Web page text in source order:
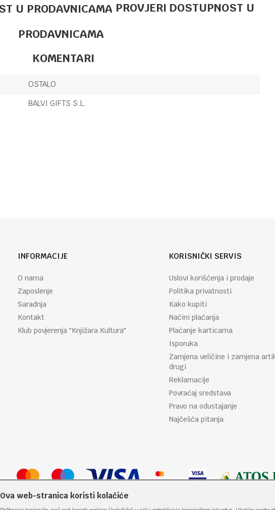
PROVJERI DOSTUPNOST U
PRODAVNICAMA
KOMENTARI
OSTALO
BALVI GIFTS S.L.
OSTALO 31,40
INFORMACIJE
O nama
Zaposlenje
Saradnja
Kontakt
Klub povjerenja "Knjižara Kultura"
KORISNIČKI SERVIS
Uslovi korišćenja i prodaje
Politika privatnosti
Kako kupiti
Načini plaćanja
Plaćanje karticama
Isporuka
Zamjena veličine i zamjena
drugi
Reklamacije
Povraćaj sredstava
Pravo na odustajanje
Najčešća pitanja
Ova web-stranica koristi kolačiće